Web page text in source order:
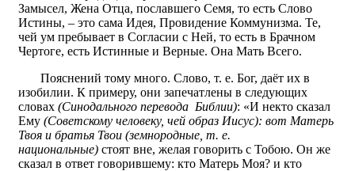
Замысел, Жена Отца, пославшего Семя, то есть Слово
Истины, – это сама Идея, Провидение Коммунизма. Те,
чей ум пребывает в Согласии с Ней, то есть в Брачном
Чертоге, есть Истинные и Верные. Она Мать Всего.
Пояснений тому много. Слово, т. е. Бог, даёт их в
изобилии. К примеру, они запечатлены в следующих
словах (Синодального перевода Библии): «И некто сказал
Ему (Советскому человеку, чей образ Иисус): вот Матерь
Твоя и братья Твои (земнородные, т. е.
национальные) стоят вне, желая говорить с Тобою. Он же
сказал в ответ говорившему: кто Матерь Моя? и кто